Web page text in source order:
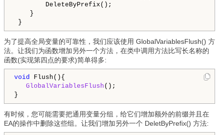
DeleteByPrefix();
}
为了提高全局变量的可靠性，我们应该使用 GlobalVariablesFlush() 方
法。让我们为函数增加另外一个方法，在类中调用方法比写长名称的
函数(实现第四点的要求)简单得多:
void
Flush(){
GlobalVariablesFlush ();
有时候，您可能需要把通用变量分组，给它们增加额外的前缀并且在
EA的操作中删除这些组。让我们增加另外一个 DeletByPrefix() 方法: